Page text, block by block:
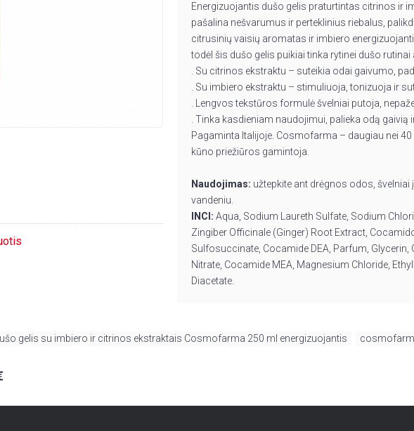
Energizuojantis dušo gelis praturtintas citrinos ir
pašalina nešvarumus ir perteklinius riebalus,
citrusinių vaisių aromatas ir imbiero
todėl šis dušo gelis puikiai tinka rytinei dušo rutinai
. Su citrinos ekstraktu – suteikia odai gaivumo,
. Su imbiero ekstraktu – stimuliuoja, tonizuoja ir
. Lengvos tekstūros formulė švelniai putoja,
. Tinka kasdieniam naudojimui, palieka odą gaivią
Pagaminta Italijoje. Cosmofarma – daugiau nei
kūno priežiūros gamintoja.
Naudojimas: užtepkite ant drėgnos odos,
vandeniu.
INCI: Aqua, Sodium Laureth Sulfate, Sodium
Zingiber Officinale (Ginger) Root Extract,
Sulfosuccinate, Cocamide DEA, Parfum,
Nitrate, Cocamide MEA, Magnesium Chloride,
Diacetate.
gelis su imbiero ir citrinos ekstraktais Cosmofarma 250 ml energizuojantis